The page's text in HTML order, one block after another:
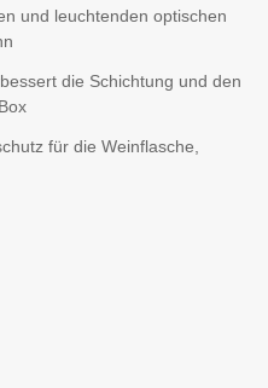
und leuchtenden optischen
die Schichtung und den
für die Weinflasche,